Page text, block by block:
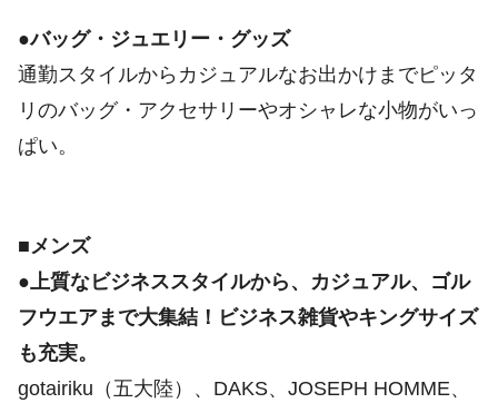
●バッグ・ジュエリー・グッズ
通勤スタイルからカジュアルなお出かけまでピッタ
リのバッグ・アクセサリーやオシャレな小物がいっ
ぱい。
■メンズ
●上質なビジネススタイルから、カジュアル、ゴル
フウエアまで大集結！ビジネス雑貨やキングサイズ
も充実。
gotairiku（五大陸）、DAKS、JOSEPH HOMME、